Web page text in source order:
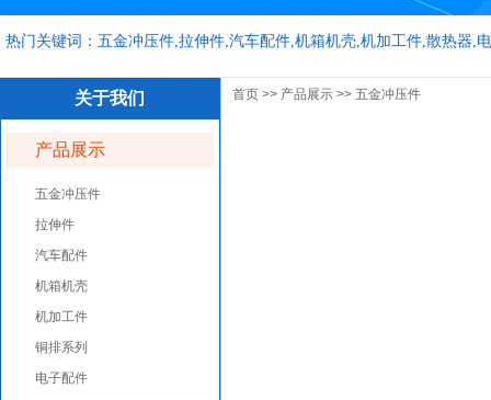
热门关键词：五金冲压件,拉伸件,汽车配件,机箱机壳,机加工件,散热器,
关于我们
产品展示
五金冲压件
拉伸件
汽车配件
机箱机壳
机加工件
铜排系列
电子配件
首页 >> 产品展示 >> 五金冲压件